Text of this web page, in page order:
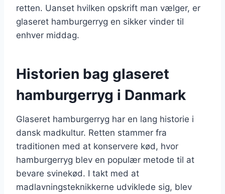
retten. Uanset hvilken opskrift man vælger, er
glaseret hamburgerryg en sikker vinder til
enhver middag.
Historien bag glaseret
hamburgerryg i Danmark
Glaseret hamburgerryg har en lang historie i
dansk madkultur. Retten stammer fra
traditionen med at konservere kød, hvor
hamburgerryg blev en populær metode til at
bevare svinekød. I takt med at
madlavningsteknikkerne udviklede sig, blev